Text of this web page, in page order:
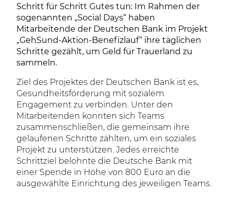
Schritt für Schritt Gutes tun: Im Rahmen der
sogenannten „Social Days“ haben
Mitarbeitende der Deutschen Bank im Projekt
„GehSund-Aktion-Benefizlauf“ ihre täglichen
Schritte gezählt, um Geld für Trauerland zu
sammeln.
Ziel des Projektes der Deutschen Bank ist es,
Gesundheitsförderung mit sozialem
Engagement zu verbinden. Unter den
Mitarbeitenden konnten sich Teams
zusammenschließen, die gemeinsam ihre
gelaufenen Schritte zählten, um ein soziales
Projekt zu unterstützen. Jedes erreichte
Schrittziel belohnte die Deutsche Bank mit
einer Spende in Höhe von 800 Euro an die
ausgewählte Einrichtung des jeweiligen Teams.